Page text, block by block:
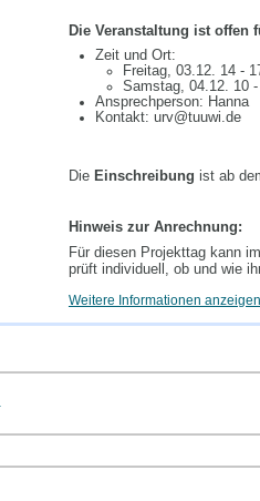
Die Veranstaltung ist offen
Zeit und Ort:
Freitag, 03.12. 14 -
Samstag, 04.12. 10
Ansprechperson: Hanna
Kontakt: urv@tuuwi.de
Die Einschreibung ist ab
Hinweis zur Anrechnung:
Für diesen Projekttag kann
prüft individuell, ob und wie
Weitere Informationen anzeigen